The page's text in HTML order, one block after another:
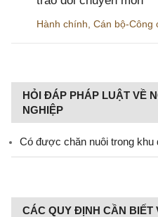
Hành chính Cán bộ-Công
HỎI ĐÁP PHÁP LUẬT VỀ
NGHIỆP
Có được chăn nuôi trong khu
CÁC QUY ĐỊNH CẦN BIẾT